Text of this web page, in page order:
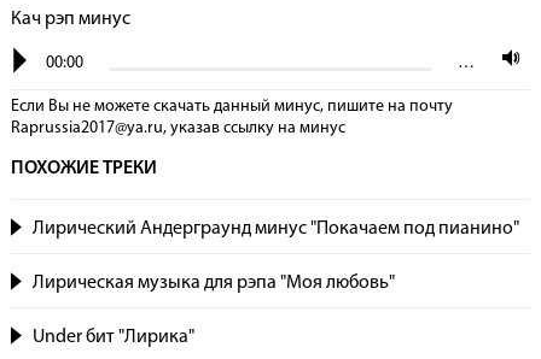
Кач рэп минус
00:00 …
Если Вы не можете скачать данный минус, пишите на почту
Raprussia2017@ya.ru, указав сcылку на минус
ПОХОЖИЕ ТРЕКИ
Лирический Андерграунд минус "Покачаем под пианино"
Лирическая музыка для рэпа "Моя любовь"
Under бит "Лирика"